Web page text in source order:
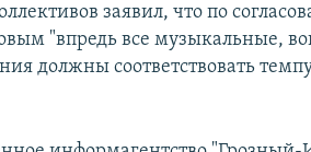
заявил, что по
"впредь все музыкальные,
должны соответствовать